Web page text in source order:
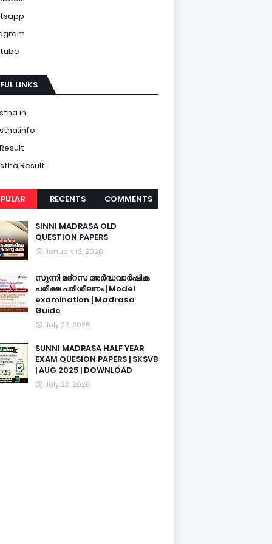
LINKS
Result
RECENTS COMMENTS
SINNI MADRASA OLD
QUESTION PAPERS
January 12, 2026
സുന്നി മദ്റസ അർദ്ധവാർഷിക
പരീക്ഷ പരിശീലനം | Model
examination | Madrasa
Guide
July 22, 2026
SUNNI MADRASA HALF YEAR
EXAM QUESION PAPERS | SKSVB
| AUG 2025 | DOWNLOAD
July 22, 2026